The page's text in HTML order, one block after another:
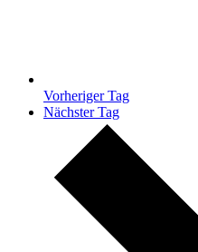
Vorheriger Tag
Nächster Tag